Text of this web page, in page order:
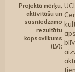
Projektā mērķu,
aktivitāšu un
sasniedzamo
rezultātu
kopsavilkums
(LV):